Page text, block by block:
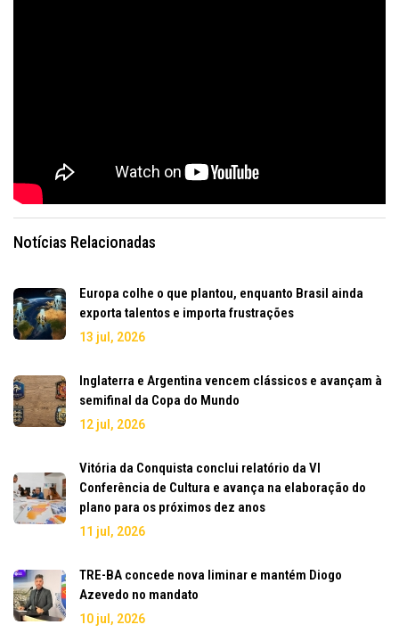
Notícias Relacionadas
Europa colhe o que plantou, enquanto Brasil ainda
exporta talentos e importa frustrações
13 jul, 2026
Inglaterra e Argentina vencem clássicos e avançam à
semifinal da Copa do Mundo
12 jul, 2026
Vitória da Conquista conclui relatório da VI
Conferência de Cultura e avança na elaboração do
plano para os próximos dez anos
11 jul, 2026
TRE-BA concede nova liminar e mantém Diogo
Azevedo no mandato
10 jul, 2026